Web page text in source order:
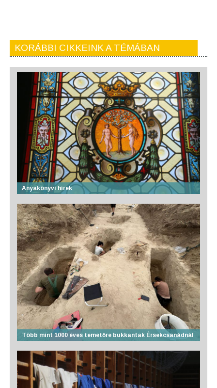
KORÁBBI CIKKEINK A TÉMÁBAN
Anyakönyvi hírek
Több mint 1000 éves temetőre bukkantak Érsekcsanádnál